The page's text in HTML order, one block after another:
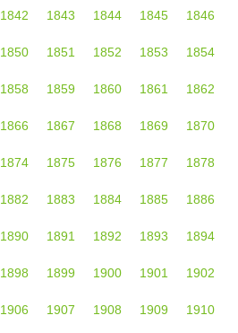
1842 1843 1844 1845 1846
1850 1851 1852 1853 1854
1858 1859 1860 1861 1862
1866 1867 1868 1869 1870
1874 1875 1876 1877 1878
1882 1883 1884 1885 1886
1890 1891 1892 1893 1894
1898 1899 1900 1901 1902
1906 1907 1908 1909 1910